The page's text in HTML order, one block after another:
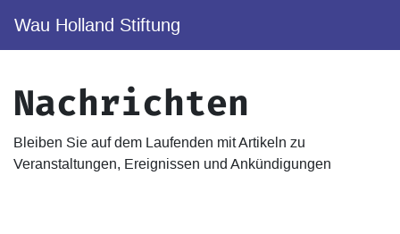
Wau Holland Stiftung
Nachrichten
Bleiben Sie auf dem Laufenden mit Artikeln zu
Veranstaltungen, Ereignissen und Ankündigungen